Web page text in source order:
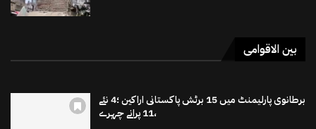
بین الاقوامی
برطانوی پارلیمنٹ میں 15 برٹش پاکستانی اراکین ؛4 نئے
،11 پرانے چہرے